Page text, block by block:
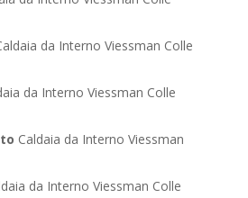
da Interno Viessman Colle
da Interno Viessman Colle
Caldaia da Interno Viessman
da Interno Viessman Colle